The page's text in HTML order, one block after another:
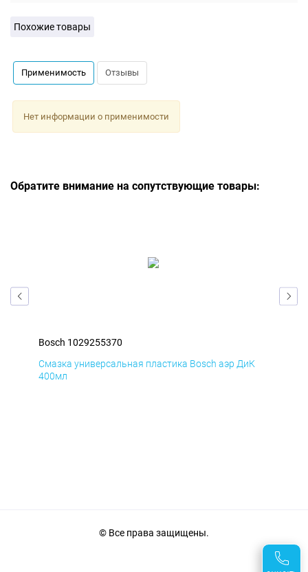
Похожие товары
Применимость Отзывы
Нет информации о применимости
Обратите внимание на сопутствующие товары:
Bosch 1029255370
Смазка универсальная пластика Bosch аэр ДиК
400мл
© Все права защищены.